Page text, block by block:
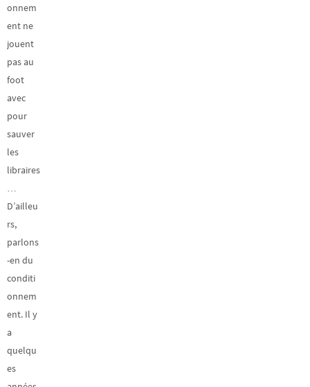
onnem
ent ne
jouent
pas au
foot
avec
pour
sauver
les
libraires
…
D’ailleu
rs,
parlons
-en du
conditi
onnem
ent. Il y
a
quelqu
es